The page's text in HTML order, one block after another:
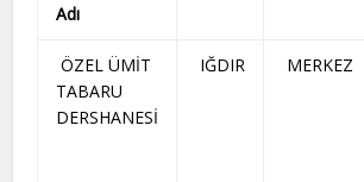
Adı
ÖZEL ÜMİT
TABARU
DERSHANESİ
IĞDIR MERKEZ